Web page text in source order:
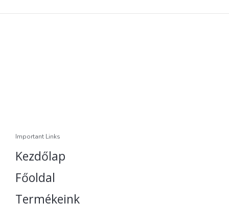
Important Links
Kezdőlap
Főoldal
Termékeink